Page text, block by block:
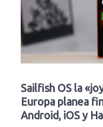
Sailfish OS la
Europa planea
Android, iOS y